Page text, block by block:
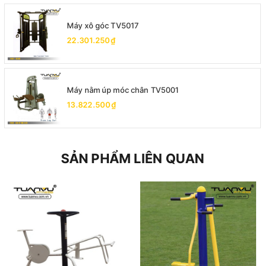
Máy xô góc TV5017
22.301.250₫
Máy nằm úp móc chân TV5001
13.822.500₫
SẢN PHẨM LIÊN QUAN